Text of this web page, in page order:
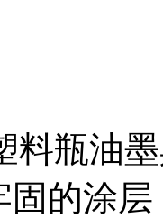
料瓶油
的涂